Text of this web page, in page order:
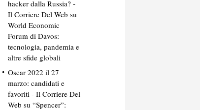
hacker dalla Russia? -
Il Corriere Del Web su
World Economic
Forum di Davos:
tecnologia, pandemia e
altre sfide globali
Oscar 2022 il 27
marzo: candidati e
favoriti - Il Corriere Del
Web su “Spencer”: